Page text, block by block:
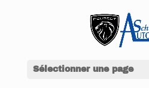
Sélectionner une page